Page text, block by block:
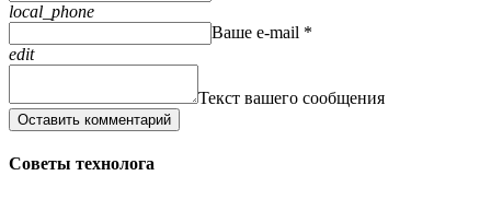
local_phone
Ваше e-mail *
edit
Текст вашего сообщения
Оставить комментарий
Советы технолога